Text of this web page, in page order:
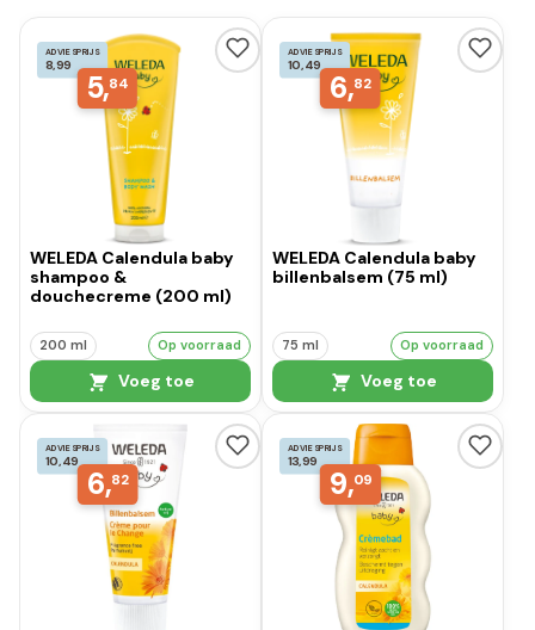
ADVIESPRIJS
8,99
5,84
WELEDA Calendula baby
shampoo &
douchecreme (200 ml)
200 ml Op voorraad
Voeg toe
ADVIESPRIJS
10,49
6,82
WELEDA Calendula baby
billenbalsem (75 ml)
75 ml Op voorraad
Voeg toe
ADVIESPRIJS
10,49
6,82
ADVIESPRIJS
13,99
9,09